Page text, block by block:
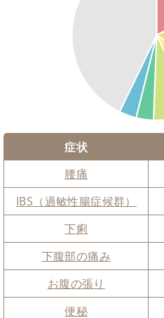
症状
腰痛
IBS（過敏性腸症候群）
下痢
下腹部の痛み
お腹の張り
便秘